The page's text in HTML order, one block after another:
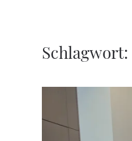
Schlagwort: